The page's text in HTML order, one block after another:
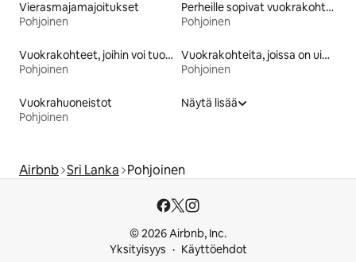
Vierasmajamajoitukset
Pohjoinen
Perheille sopivat vuokrakohteet
Pohjoinen
Vuokrakohteet, joihin voi tuoda lemmikin
Pohjoinen
Vuokrakohteita, joissa on uima-allas
Pohjoinen
Vuokrahuoneistot
Pohjoinen
Näytä lisää
Airbnb Sri Lanka Pohjoinen
© 2026 Airbnb, Inc.
Yksityisyys
Käyttöehdot